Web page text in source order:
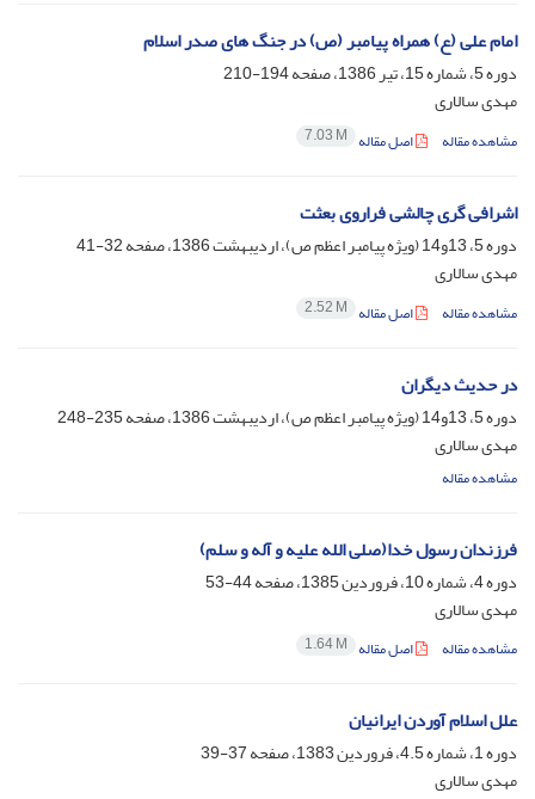
امام علی (ع) همراه پیامبر (ص) در جنگ های صدر اسلام
دوره 5، شماره 15، تیر 1386، صفحه
194-210
مهدی سالاری
مشاهده مقاله اصل مقاله 7.03 M
اشرافی گری چالشی فراروی بعثت
دوره 5، 13و14 (ویژه پیامبر اعظم ص)، اردیبهشت 1386، صفحه
32-41
مهدی سالاری
مشاهده مقاله اصل مقاله 2.52 M
در حدیث دیگران
دوره 5، 13و14 (ویژه پیامبر اعظم ص)، اردیبهشت 1386، صفحه
235-248
مهدی سالاری
مشاهده مقاله
فرزندان رسول خدا(صلی الله علیه و آله و سلم)
دوره 4، شماره 10، فروردین 1385، صفحه
44-53
مهدی سالاری
مشاهده مقاله اصل مقاله 1.64 M
علل اسلام آوردن ایرانیان
دوره 1، شماره 4.5، فروردین 1383، صفحه
37-39
مهدی سالاری